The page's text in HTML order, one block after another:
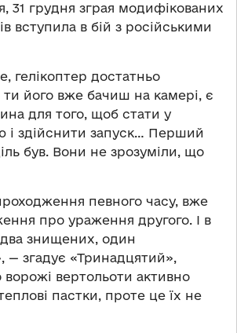
31 грудня зграя модифікованих
вступила в бій з російськими
гелікоптер достатньо
його вже бачиш на камері, є
для того, щоб стати у
і здійснити запуск… Перший
був. Вони не зрозуміли, що
певного часу, вже
про ураження другого. І в
знищених, один
згадує «Тринадцятий»,
вертольоти активно
пастки, проте це їх не